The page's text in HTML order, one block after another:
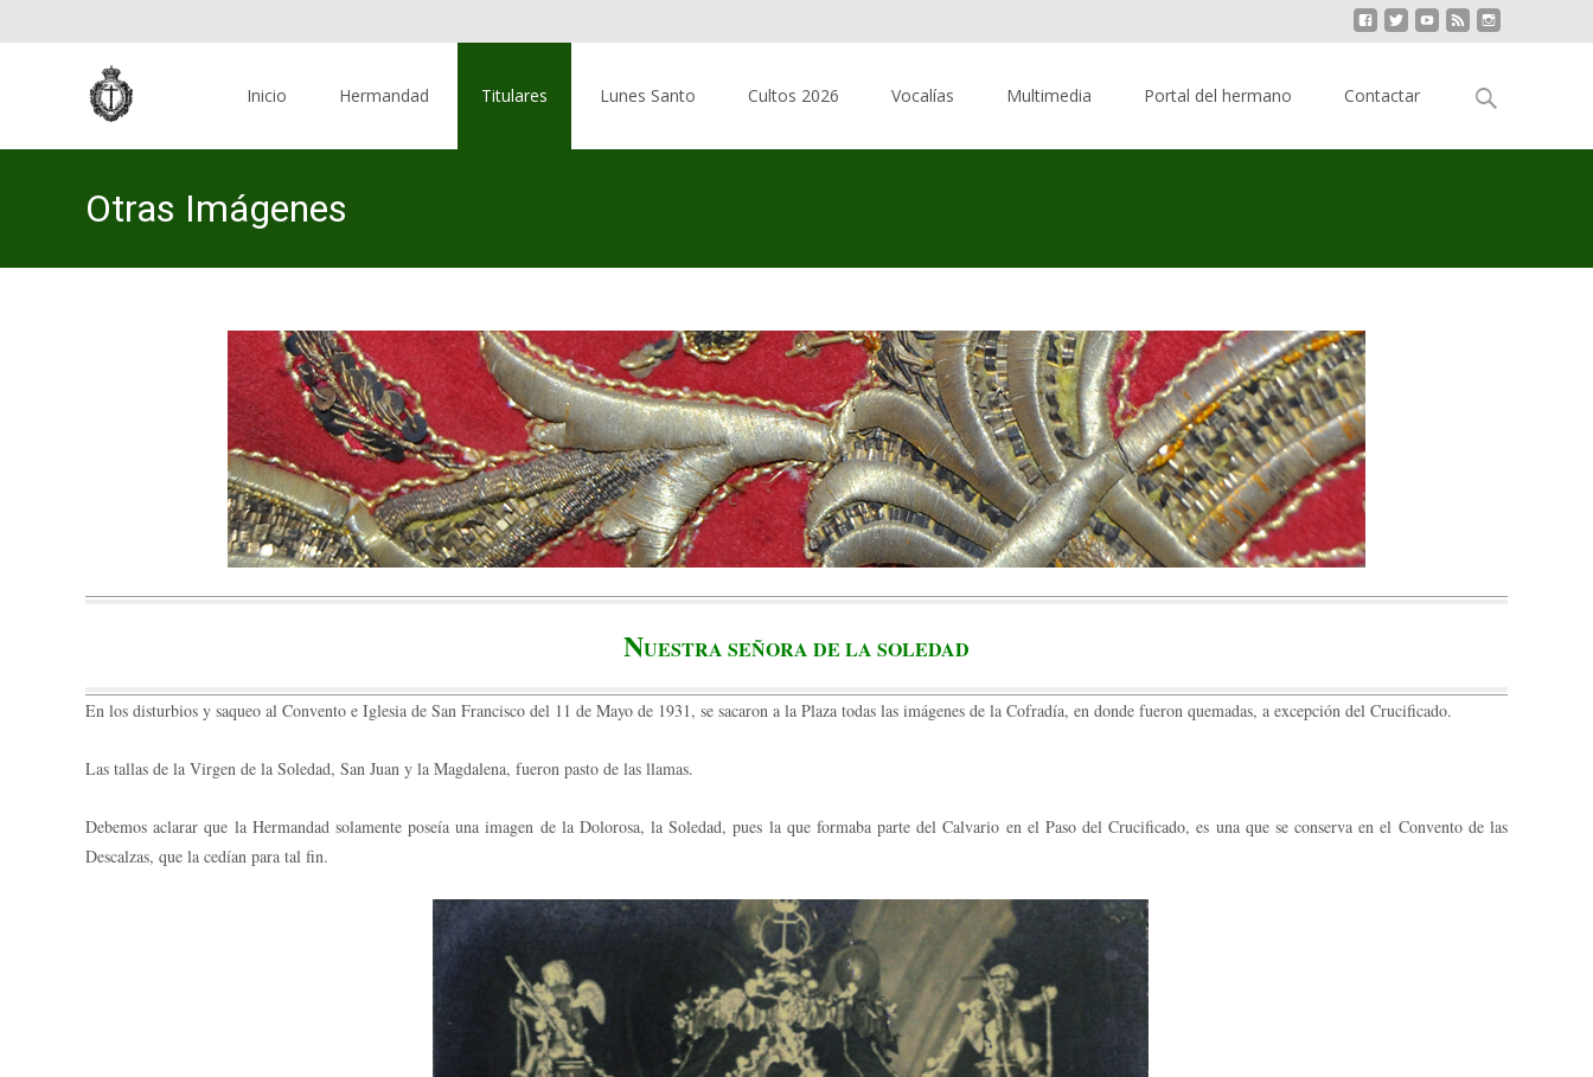
Inicio Hermandad Titulares Lunes Santo Cultos 2026 Vocalías Multimedia Portal del hermano Contactar Buscar:
Otras Imágenes
NUESTRA SEÑORA DE LA SOLEDAD
En los disturbios y saqueo al Convento e Iglesia de San Francisco del 11 de Mayo de 1931, se sacaron a la Plaza todas las imágenes de la Cofradía, en donde fueron quemadas, a excepción del Crucificado.
Las tallas de la Virgen de la Soledad, San Juan y la Magdalena, fueron pasto de las llamas.
Debemos aclarar que la Hermandad solamente poseía una imagen de la Dolorosa, la Soledad, pues la que formaba parte del Calvario en el Paso del Crucificado, es una que se conserva en el Convento de las
Descalzas, que la cedían para tal fin.